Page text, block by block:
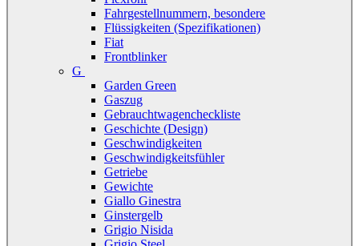
Fahrgestellnummern, besondere
Flüssigkeiten (Spezifikationen)
Fiat
Frontblinker
G
Garden Green
Gaszug
Gebrauchtwagencheckliste
Geschichte (Design)
Geschwindigkeiten
Geschwindigkeitsfühler
Getriebe
Gewichte
Giallo Ginestra
Ginstergelb
Grigio Nisida